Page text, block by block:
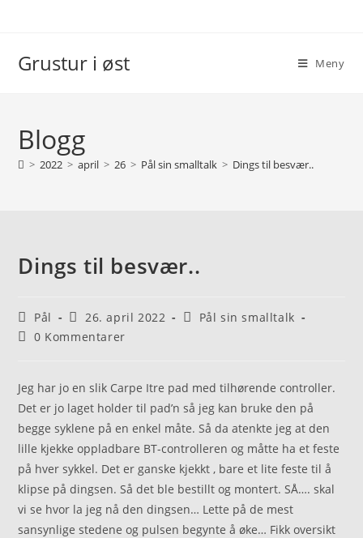
Grustur i øst Meny
Blogg
> 2022 > april > 26 > Pål sin smalltalk > Dings til besvær..
Dings til besvær..
Pål 26. april 2022
Pål sin smalltalk
0 Kommentarer
Jeg har jo en slik Carpe Itre pad med tilhørende controller.
Det er jo laget holder til pad’n så jeg kan bruke den på
begge syklene på en enkel måte. Så da atenkte jeg at den
lille kjekke oppladbare BT-controlleren og måtte ha et feste
på hver sykkel. Det er ganske kjekkt , bare et lite feste til å
klipse på dingsen. Så det ble bestillt og montert. SÅ…. skal
vi se hvor la jeg nå den dingsen… Lette på de mest
sansynlige stedene og pulsen begynte å øke… Fikk oversikt